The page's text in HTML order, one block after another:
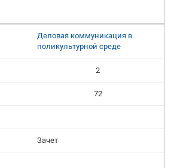
Деловая коммуникация в
поликультурной среде
2
72
Зачет